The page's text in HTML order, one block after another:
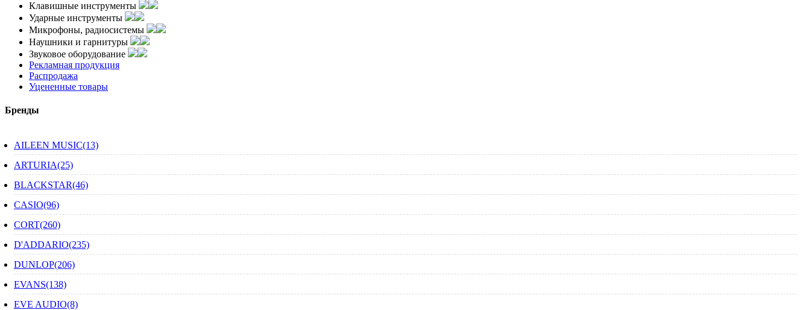
Клавишные инструменты
Ударные инструменты
Микрофоны, радиосистемы
Наушники и гарнитуры
Звуковое оборудование
Рекламная продукция
Распродажа
Уцененные товары
Бренды
AILEEN MUSIC(13)
ARTURIA(25)
BLACKSTAR(46)
CASIO(96)
CORT(260)
D'ADDARIO(235)
DUNLOP(206)
EVANS(138)
EVE AUDIO(8)